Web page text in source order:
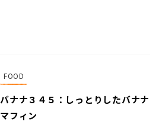
FOOD
バナナ３４５：しっとりしたバナナ
マフィン